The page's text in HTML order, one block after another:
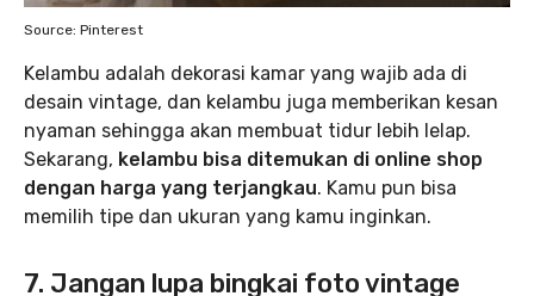
Source: Pinterest
Kelambu adalah dekorasi kamar yang wajib ada di
desain vintage, dan kelambu juga memberikan kesan
nyaman sehingga akan membuat tidur lebih lelap.
Sekarang, kelambu bisa ditemukan di online shop
dengan harga yang terjangkau. Kamu pun bisa
memilih tipe dan ukuran yang kamu inginkan.
7. Jangan lupa bingkai foto vintage